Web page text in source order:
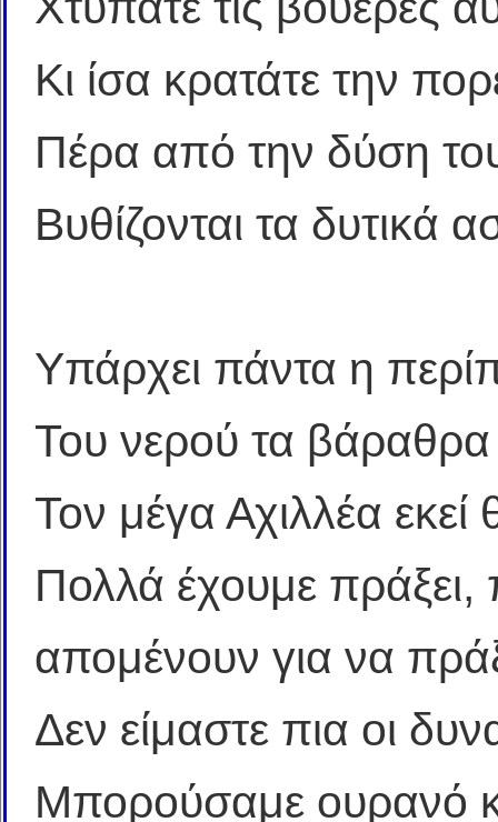
Κι ίσα κρατάτε την
Πέρα από την δύση
Βυθίζονται τα δυτικά
Υπάρχει πάντα η
Του νερού τα
Τον μέγα Αχιλλέα
Πολλά έχουμε
απομένουν για να
Δεν είμαστε πια οι
Μπορούσαμε ουρανό